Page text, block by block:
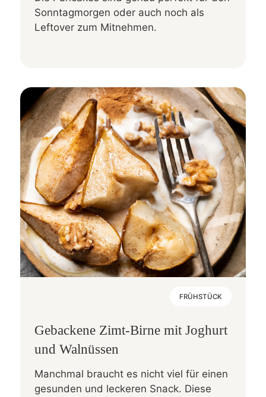
Sonntagmorgen oder auch noch als
Leftover zum Mitnehmen.
FRÜHSTÜCK
Gebackene Zimt-Birne mit Joghurt
und Walnüssen
Manchmal braucht es nicht viel für einen
gesunden und leckeren Snack. Diese